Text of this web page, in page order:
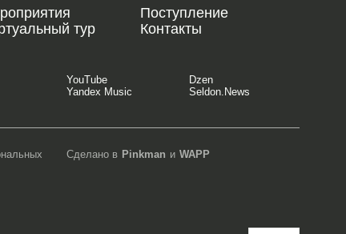
Поступление
тур Контакты
YouTube
Dzen
Yandex Music
Seldon.News
Сделано в Pinkman и WAPP